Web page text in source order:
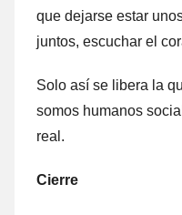
que dejarse estar
juntos, escuchar el
Solo así se libera la
somos humanos
real.
Cierre